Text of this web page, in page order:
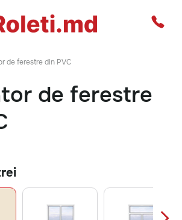
de ferestre din PVC
de ferestre